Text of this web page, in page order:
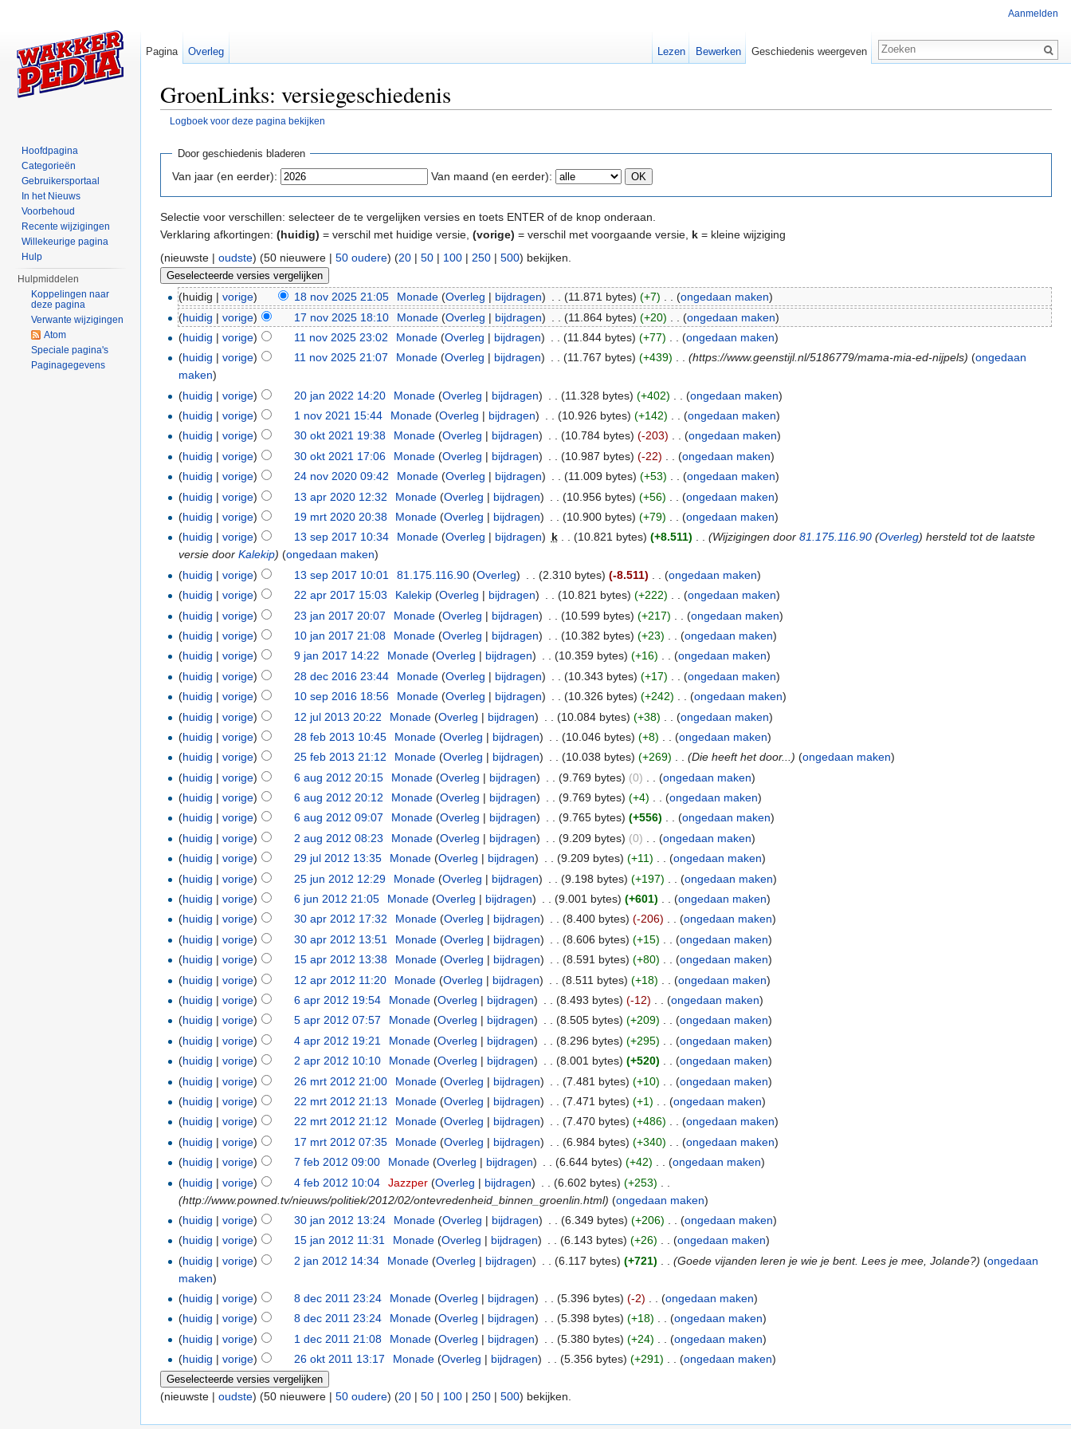
GroenLinks: versiegeschiedenis
Logboek voor deze pagina bekijken
Door geschiedenis bladeren
Van jaar (en eerder): Van maand (en eerder):
Selectie voor verschillen: selecteer de te vergelijken versies en toets ENTER of de knop onderaan.
Verklaring afkortingen: (huidig) = verschil met huidige versie, (vorige) = verschil met voorgaande versie, k = kleine wijziging
(nieuwste | oudste) (50 nieuwere | 50 oudere) (20 | 50 | 100 | 250 | 500) bekijken.
(huidig |vorige) 18 nov 2025 21:05 Monade (Overleg | bijdragen) (11.871 bytes) (+7) (ongedaan maken)
(huidig |vorige) 17 nov 2025 18:10 Monade (Overleg | bijdragen) (11.864 bytes) (+20) (ongedaan maken)
(huidig |vorige) 11 nov 2025 23:02 Monade (Overleg | bijdragen) (11.844 bytes) (+77) (ongedaan maken)
(huidig |vorige) 11 nov 2025 21:07 Monade (Overleg | bijdragen) . . (11.767 bytes) (+439) . . (https://www.geenstijl.nl/5186779/mama-mia-ed-nijpels) (ongedaan
maken)
(huidig |vorige) 20 jan 2022 14:20 Monade (Overleg | bijdragen) (11.328 bytes) (+402) (ongedaan maken)
(huidig |vorige) 1 nov 2021 15:44 Monade (Overleg | bijdragen) (10.926 bytes) (+142) (ongedaan maken)
(huidig |vorige) 30 okt 2021 19:38 Monade (Overleg | bijdragen) . . (10.784 bytes) (-203) . . (ongedaan maken)
(huidig |vorige) 30 okt 2021 17:06 Monade (Overleg | bijdragen) (10.987 bytes) (-22) (ongedaan maken)
(huidig |vorige) 24 nov 2020 09:42 Monade (Overleg | bijdragen) . . (11.009 bytes) (+53) . . (ongedaan maken)
(huidig |vorige) 13 apr 2020 12:32 Monade (Overleg | bijdragen) (10.956 bytes) (+56) (ongedaan maken)
(huidig |vorige) 19 mrt 2020 20:38 Monade (Overleg | bijdragen) (10.900 bytes) (+79) (ongedaan maken)
(huidig |vorige) 13 sep 2017 10:34 Monade (Overleg | bijdragen) k . . (10.821 bytes) (+8.511) . . (Wijzigingen door 81.175.116.90(Overleg) hersteld tot de laatste
versie doorKalekip) (ongedaan maken)
(huidig |vorige) 13 sep 2017 10:01 81.175.116.90 (Overleg) (2.310 bytes) (-8.511) (ongedaan maken)
(huidig |vorige) 22 apr 2017 15:03 Kalekip (Overleg | bijdragen) (10.821 bytes) (+222) (ongedaan maken)
(huidig |vorige) 23 jan 2017 20:07 Monade (Overleg | bijdragen) (10.599 bytes) (+217) (ongedaan maken)
(huidig |vorige) 10 jan 2017 21:08 Monade (Overleg | bijdragen) (10.382 bytes) (+23) (ongedaan maken)
(huidig |vorige) 9 jan 2017 14:22 Monade (Overleg | bijdragen) . . (10.359 bytes) (+16) . . (ongedaan maken)
(huidig |vorige) 28 dec 2016 23:44 Monade (Overleg | bijdragen) (10.343 bytes) (+17) (ongedaan maken)
(huidig |vorige) 10 sep 2016 18:56 Monade (Overleg | bijdragen) (10.326 bytes) (+242) (ongedaan maken)
(huidig |vorige) 12 jul 2013 20:22 Monade (Overleg | bijdragen) (10.084 bytes) (+38) (ongedaan maken)
(huidig |vorige) 28 feb 2013 10:45 Monade (Overleg | bijdragen) (10.046 bytes) (+8) (ongedaan maken)
(huidig |vorige) 25 feb 2013 21:12 Monade (Overleg | bijdragen) . . (10.038 bytes) (+269) . . (Die heeft het door...) (ongedaan maken)
(huidig |vorige) 6 aug 2012 20:15 Monade (Overleg | bijdragen) (9.769 bytes) (0) (ongedaan maken)
(huidig |vorige) 6 aug 2012 20:12 Monade (Overleg | bijdragen) (9.769 bytes) (+4) (ongedaan maken)
(huidig |vorige) 6 aug 2012 09:07 Monade (Overleg | bijdragen) . . (9.765 bytes) (+556) . . (ongedaan maken)
(huidig |vorige) 2 aug 2012 08:23 Monade (Overleg | bijdragen) (9.209 bytes) (0) (ongedaan maken)
(huidig |vorige) 29 jul 2012 13:35 Monade (Overleg | bijdragen) . . (9.209 bytes) (+11) . . (ongedaan maken)
(huidig |vorige) 25 jun 2012 12:29 Monade (Overleg | bijdragen) (9.198 bytes) (+197) (ongedaan maken)
(huidig |vorige) 6 jun 2012 21:05 Monade (Overleg | bijdragen) (9.001 bytes) (+601) (ongedaan maken)
(huidig |vorige) 30 apr 2012 17:32 Monade (Overleg | bijdragen) . . (8.400 bytes) (-206) . . (ongedaan maken)
(huidig |vorige) 30 apr 2012 13:51 Monade (Overleg | bijdragen) (8.606 bytes) (+15) (ongedaan maken)
(huidig |vorige) 15 apr 2012 13:38 Monade (Overleg | bijdragen) . . (8.591 bytes) (+80) . . (ongedaan maken)
(huidig |vorige) 12 apr 2012 11:20 Monade (Overleg | bijdragen) (8.511 bytes) (+18) (ongedaan maken)
(huidig |vorige) 6 apr 2012 19:54 Monade (Overleg | bijdragen) (8.493 bytes) (-12) (ongedaan maken)
(huidig |vorige) 5 apr 2012 07:57 Monade (Overleg | bijdragen) . . (8.505 bytes) (+209) . . (ongedaan maken)
(huidig |vorige) 4 apr 2012 19:21 Monade (Overleg | bijdragen) (8.296 bytes) (+295) (ongedaan maken)
(huidig |vorige) 2 apr 2012 10:10 Monade (Overleg | bijdragen) (8.001 bytes) (+520) (ongedaan maken)
(huidig |vorige) 26 mrt 2012 21:00 Monade (Overleg | bijdragen) (7.481 bytes) (+10) (ongedaan maken)
(huidig |vorige) 22 mrt 2012 21:13 Monade (Overleg | bijdragen) (7.471 bytes) (+1) (ongedaan maken)
(huidig |vorige) 22 mrt 2012 21:12 Monade (Overleg | bijdragen) . . (7.470 bytes) (+486) . . (ongedaan maken)
(huidig |vorige) 17 mrt 2012 07:35 Monade (Overleg | bijdragen) (6.984 bytes) (+340) (ongedaan maken)
(huidig |vorige) 7 feb 2012 09:00 Monade (Overleg | bijdragen) (6.644 bytes) (+42) (ongedaan maken)
(huidig |vorige) 4 feb 2012 10:04 Jazzper (Overleg | bijdragen) (6.602 bytes) (+253)
(http://www.powned.tv/nieuws/politiek/2012/02/ontevredenheid_binnen_groenlin.html) (ongedaan maken)
(huidig |vorige) 30 jan 2012 13:24 Monade (Overleg | bijdragen) (6.349 bytes) (+206) (ongedaan maken)
(huidig |vorige) 15 jan 2012 11:31 Monade (Overleg | bijdragen) . . (6.143 bytes) (+26) . . (ongedaan maken)
(huidig |vorige) 2 jan 2012 14:34 Monade (Overleg | bijdragen) (6.117 bytes) (+721) (Goede vijanden leren je wie je bent. Lees je mee, Jolande?) (ongedaan
maken)
(huidig |vorige) 8 dec 2011 23:24 Monade (Overleg | bijdragen) (5.396 bytes) (-2) (ongedaan maken)
(huidig |vorige) 8 dec 2011 23:24 Monade (Overleg | bijdragen) . . (5.398 bytes) (+18) . . (ongedaan maken)
(huidig |vorige) 1 dec 2011 21:08 Monade (Overleg | bijdragen) (5.380 bytes) (+24) (ongedaan maken)
(huidig |vorige) 26 okt 2011 13:17 Monade (Overleg | bijdragen) . . (5.356 bytes) (+291) . . (ongedaan maken)
(nieuwste | oudste) (50 nieuwere | 50 oudere) (20 | 50 | 100 | 250 | 500) bekijken.
Aanmelden
Pagina Overleg Lezen Bewerken Geschiedenis weergeven
Hoofdpagina
Categorieën
Gebruikersportaal
In het Nieuws
Voorbehoud
Recente wijzigingen
Willekeurige pagina
Hulp
Hulpmiddelen
Koppelingen naar
deze pagina
Verwante wijzigingen
Atom
Speciale pagina's
Paginagegevens